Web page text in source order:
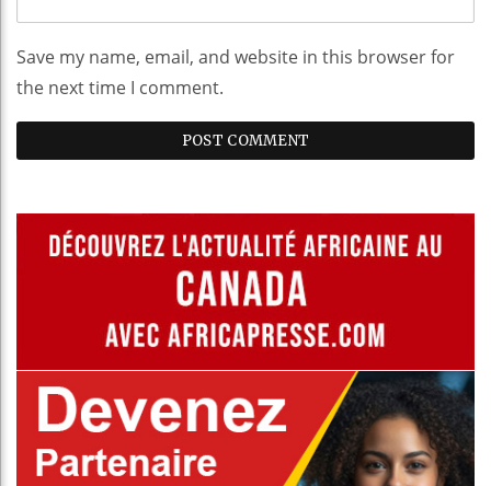
Save my name, email, and website in this browser for
the next time I comment.